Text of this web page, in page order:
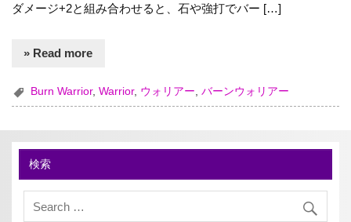
ダメージ+2と組み合わせると、石や強打でバー […]
» Read more
Burn Warrior,Warrior, ウォリアー ,バーンウォリアー
検索